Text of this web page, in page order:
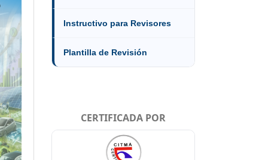
Instructivo para Revisores
Plantilla de Revisión
CERTIFICADA POR